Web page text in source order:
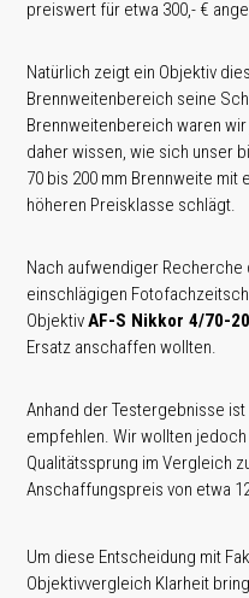
preiswert für etwa 300,- €
Natürlich zeigt ein Objektiv
Brennweitenbereich seine
Brennweitenbereich waren
daher wissen, wie sich unser
70 bis 200 mm Brennweite
höheren Preisklasse schlägt.
Nach aufwendiger
einschlägigen
ObjektivAF-S Nikkor 4/70-
Ersatz anschaffen wollten.
Anhand der Testergebnisse
empfehlen. Wir wollten
Qualitätssprung im Vergleich
Anschaffungspreis von etwa
Um diese Entscheidung mit
Objektivvergleich Klarheit